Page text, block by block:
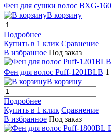
Фен для сушки волос BXG-
В корзину
Подробнее
Купить в 1 клик Сравнение
В избранное Под заказ
Фен для волос Puff-1201BLB
В корзину
Подробнее
Купить в 1 клик Сравнение
В избранное Под заказ